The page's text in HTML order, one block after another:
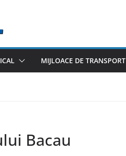
MIJLOACE DE TRANSPORT
Bacau